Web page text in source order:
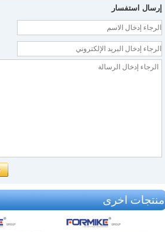
إرسال استفسار
منتجات اخرى